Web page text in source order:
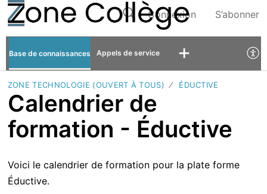
Connexion S’abonner
Base de connaissances Appels de service
ZONE TECHNOLOGIE (OUVERT À TOUS) ÉDUCTIVE
Calendrier de
formation - Éductive
Voici le calendrier de formation pour la plate forme
Éductive.